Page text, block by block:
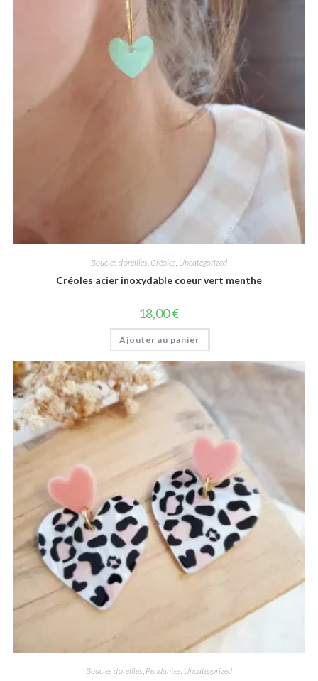
Boucles d'oreilles Créoles Uncategorized
Créoles acier inoxydable coeur vert menthe
18,00€
Ajouter au panier
Boucles d'oreilles Pendantes Uncategorized